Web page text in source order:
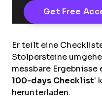
Er teilt eine
Stolpersteine
messbare Ergebnisse
100-days Checklist'
herunterladen.